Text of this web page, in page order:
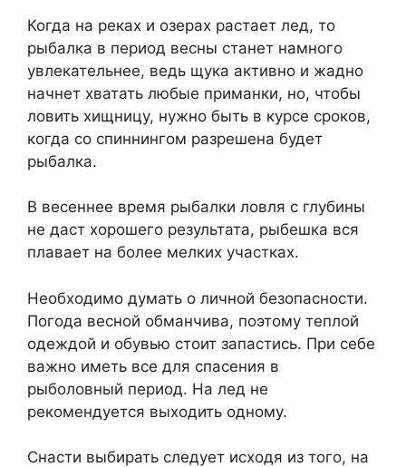
Когда на реках и озерах растает лед, то
рыбалка в период весны станет намного
увлекательнее, ведь щука активно и жадно
начнет хватать любые приманки, но, чтобы
ловить хищницу, нужно быть в курсе сроков,
когда со спиннингом разрешена будет
рыбалка.
В весеннее время рыбалки ловля с глубины
не даст хорошего результата, рыбешка вся
плавает на более мелких участках.
Необходимо думать о личной безопасности.
Погода весной обманчива, поэтому теплой
одеждой и обувью стоит запастись. При себе
важно иметь все для спасения в
рыболовный период. На лед не
рекомендуется выходить одному.
Снасти выбирать следует исходя из того, на